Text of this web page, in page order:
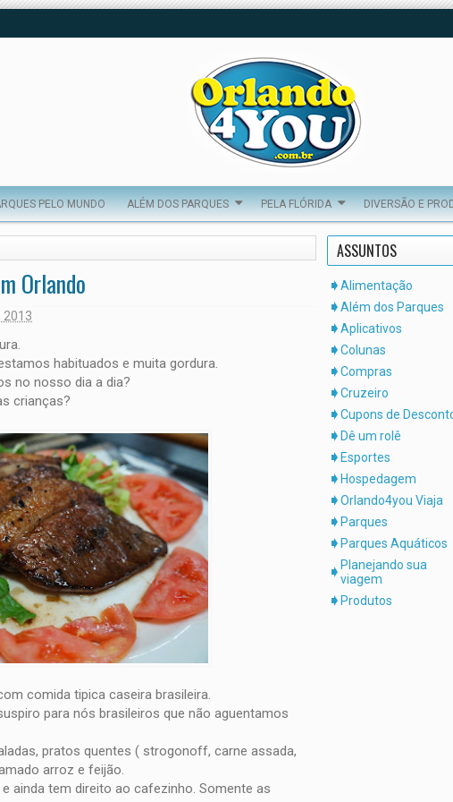
PELO MUNDO ALÉM DOS PARQUES PELA FLÓRIDA DIVERSÃO E
Orlando
2013
habituados e muita gordura.
no nosso dia a dia?
crianças?
comida tipica caseira brasileira.
para nós brasileiros que não aguentamos
pratos quentes ( strogonoff, carne assada,
arroz e feijão.
ainda tem direito ao cafezinho. Somente as
ASSUNTOS
Alimentação
Além dos Parques
Aplicativos
Colunas
Compras
Cruzeiro
Cupons de
Dê um rolê
Esportes
Hospedagem
Orlando4you Viaja
Parques
Parques Aquáticos
Planejando sua
viagem
Produtos